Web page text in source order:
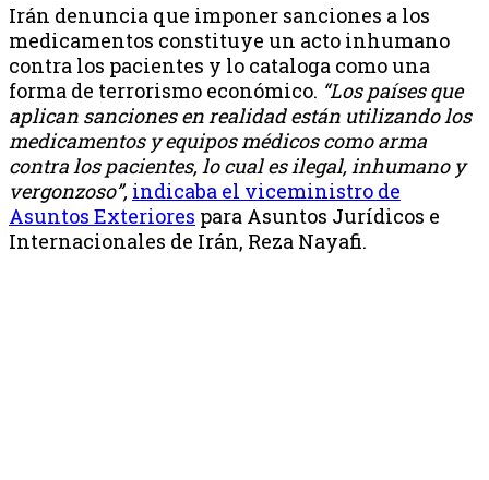
Irán denuncia que imponer sanciones a los
medicamentos constituye un acto inhumano
contra los pacientes y lo cataloga como una
forma de terrorismo económico. “Los países que
aplican sanciones en realidad están utilizando los
medicamentos y equipos médicos como arma
contra los pacientes, lo cual es ilegal, inhumano y
vergonzoso”, indicaba el viceministro de
Asuntos Exteriores para Asuntos Jurídicos e
Internacionales de Irán, Reza Nayafi.